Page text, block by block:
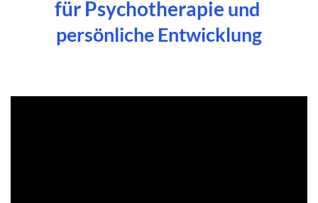
für Psychotherapie und
persönliche Entwicklung